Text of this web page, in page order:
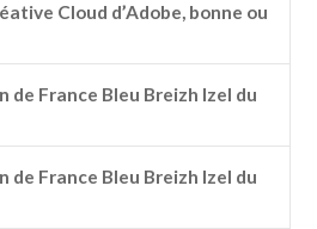
Cloud d’Adobe, bonne ou
de France Bleu Breizh Izel du
de France Bleu Breizh Izel du